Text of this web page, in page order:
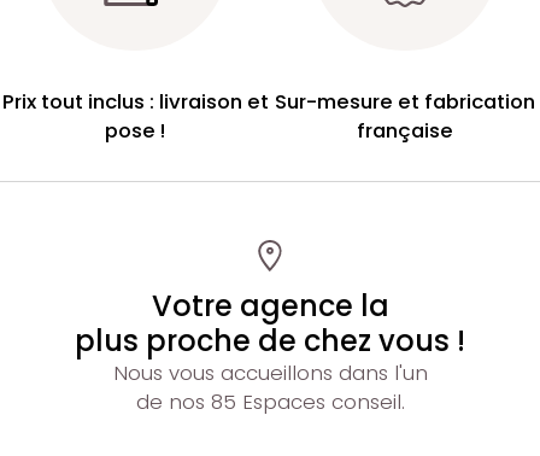
Prix tout inclus : livraison et
pose !
Sur-mesure et fabrication
française
Votre agence la
plus proche de chez vous !
Nous vous accueillons dans l'un
de nos 85 Espaces conseil.